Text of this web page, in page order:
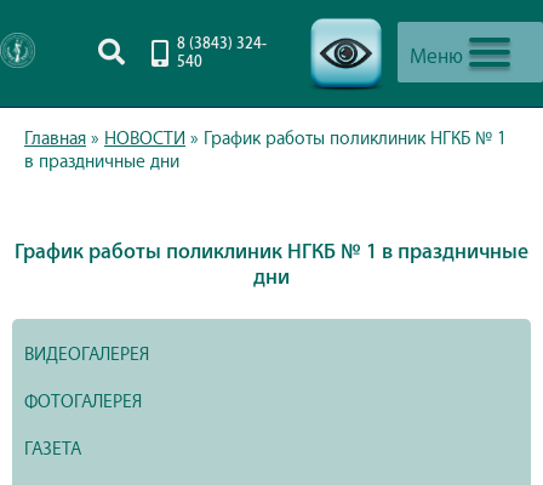
Меню
8 (3843) 324-
540
Главная » НОВОСТИ » График работы поликлиник НГКБ № 1
в праздничные дни
График работы поликлиник НГКБ № 1 в праздничные
дни
ВИДЕОГАЛЕРЕЯ
ФОТОГАЛЕРЕЯ
ГАЗЕТА